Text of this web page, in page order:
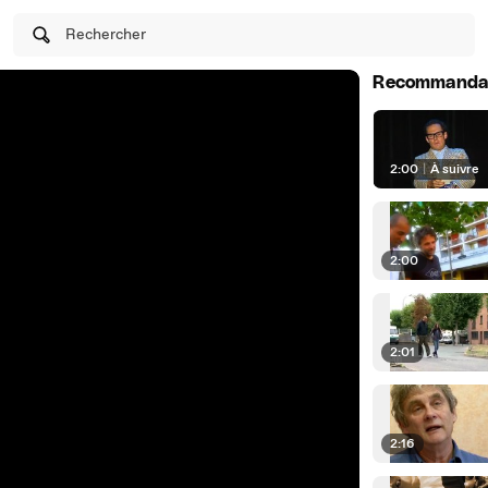
Rechercher
2:00 | À suivre
2:00
2:01
2:16